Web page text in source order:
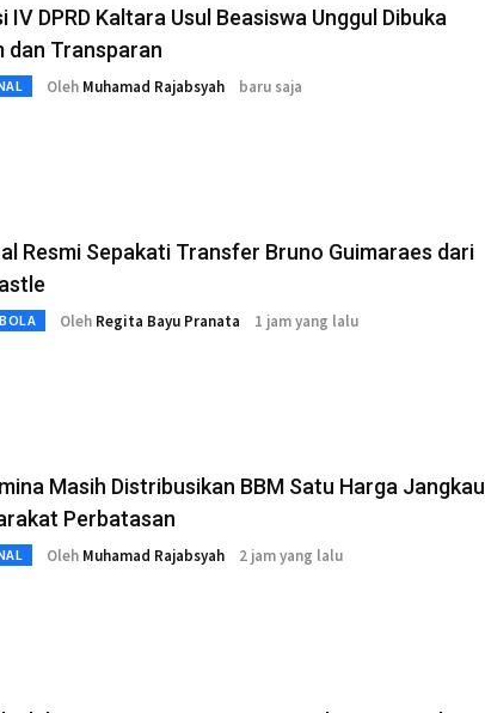
IV DPRD Kaltara Usul Beasiswa Unggul Dibuka
dan Transparan
Oleh Muhamad Rajabsyah baru saja
Resmi Sepakati Transfer Bruno Guimaraes dari
Oleh Regita Bayu Pranata 1 jam yang lalu
Masih Distribusikan BBM Satu Harga Jangkau
Perbatasan
Oleh Muhamad Rajabsyah 2 jam yang lalu